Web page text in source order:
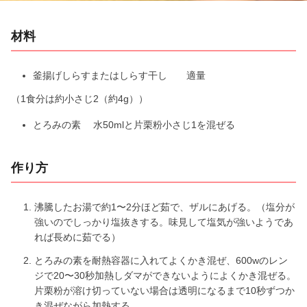
d
e
材料
釜揚げしらすまたはしらす干し 適量
（1食分は約小さじ2（約4g））
とろみの素 水50mlと片栗粉小さじ1を混ぜる
作り方
沸騰したお湯で約1〜2分ほど茹で、ザルにあげる。（塩分が
強いのでしっかり塩抜きする。味見して塩気が強いようであ
れば長めに茹でる）
とろみの素を耐熱容器に入れてよくかき混ぜ、600wのレン
ジで20〜30秒加熱しダマができないようによくかき混ぜる。
片栗粉が溶け切っていない場合は透明になるまで10秒ずつか